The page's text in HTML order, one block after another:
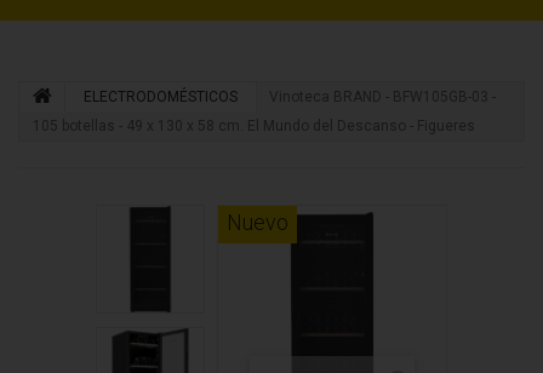
ELECTRODOMÉSTICOS
Vinoteca BRAND - BFW105GB-03 -
105 botellas - 49 x 130 x 58 cm. El Mundo del Descanso - Figueres
Nuevo